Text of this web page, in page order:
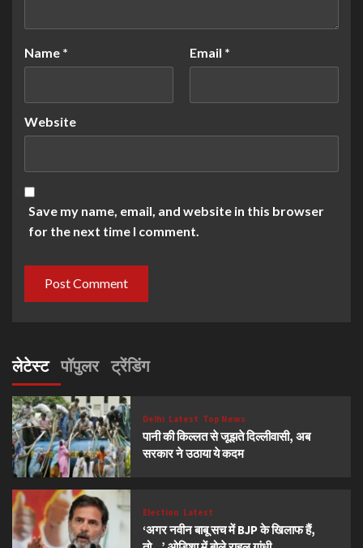
Name * Email *
Website
Save my name, email, and website in this browser
for the next time I comment.
लेटेस्ट पॉपुलर ट्रेंडिंग
Delhi Latest Top News
पानी की किल्लत से जूझते दिल्लीवासी, अब
सरकार ने उठाया ये कदम
Election Latest
‘अगर नवीन बाबू सच में BJP के खिलाफ हैं,